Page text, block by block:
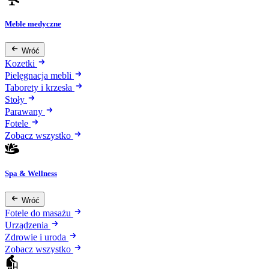
Meble medyczne
Wróć
Kozetki
Pielęgnacja mebli
Taborety i krzesła
Stoły
Parawany
Fotele
Zobacz wszystko
Spa & Wellness
Wróć
Fotele do masażu
Urządzenia
Zdrowie i uroda
Zobacz wszystko